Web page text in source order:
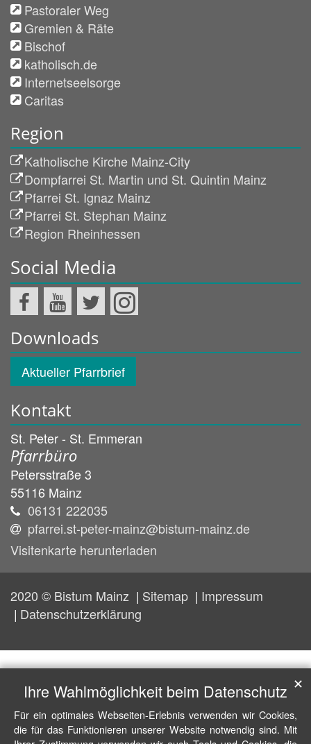
Pastoraler Weg
Gremien & Räte
Bischof
katholisch.de
Internetseelsorge
Caritas
Region
Katholische Kirche Mainz-City
Dompfarrei St. Martin und St. Quintin Mainz
Pfarrei St. Ignaz Mainz
Pfarrei St. Stephan Mainz
Region Rheinhessen
Social Media
Downloads
Aktueller Pfarrbrief
Kontakt
St. Peter - St. Emmeran
Pfarrbüro
Petersstraße 3
55116 Mainz
06131 222035
pfarrei.st-peter-mainz@bistum-mainz.de
Visitenkarte herunterladen
2020 © Bistum Mainz Sitemap
Impressum
Datenschutzerklärung
Ihre Wahlmöglichkeit beim Datenschutz
Für ein optimales Webseiten-Erlebnis verwenden wir Cookies,
die für das Funktionieren unserer Website notwendig sind. Mit
✕